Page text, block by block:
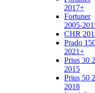
2017+
Fortuner
2005-
CHR
Prado
2021+
Prius 30
2015
Prius 50
2018